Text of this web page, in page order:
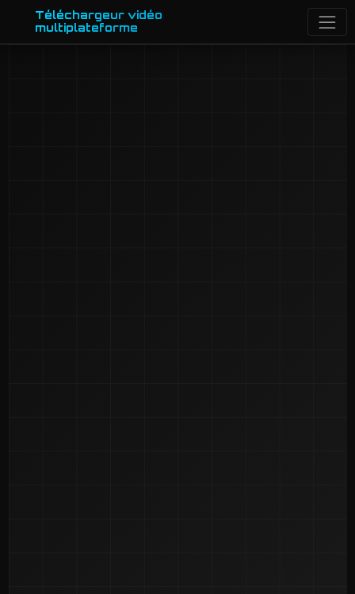
Téléchargeur vidéo
multiplateforme